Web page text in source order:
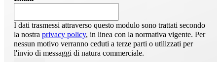
I dati trasmessi attraverso questo modulo sono trattati secondo
la nostra privacy policy, in linea con la normativa vigente. Per
nessun motivo verranno ceduti a terze parti o utilizzati per
l'invio di messaggi di natura commerciale.